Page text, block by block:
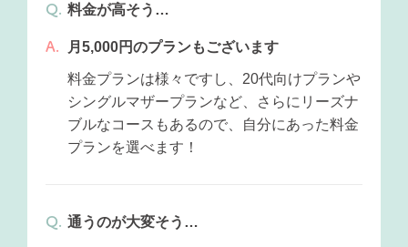
料金が高そう…
月5,000円のプランもございます
料金プランは様々ですし、20代向けプランや
シングルマザープランなど、さらにリーズナ
ブルなコースもあるので、自分にあった料金
プランを選べます！
通うのが大変そう…